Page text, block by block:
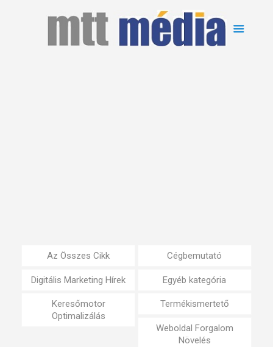
Az Összes Cikk Cégbemutató
Digitális Marketing Hírek Egyéb kategória
Keresőmotor
Optimalizálás
Termékismertető
Weboldal Forgalom
Növelés